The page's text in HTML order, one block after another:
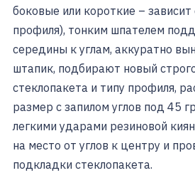
боковые или короткие –
профиля), тонким шпателем
середины к углам, аккуратно
штапик, подбирают новый
стеклопакета и типу профиля,
размер с запилом углов под 45
легкими ударами резиновой
на место от углов к центру и
подкладки стеклопакета.